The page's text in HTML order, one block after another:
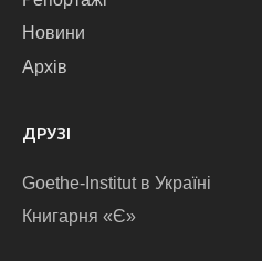
Новини
Архів
ДРУЗІ
Goethe-Institut в Україні
Книгарня «Є»